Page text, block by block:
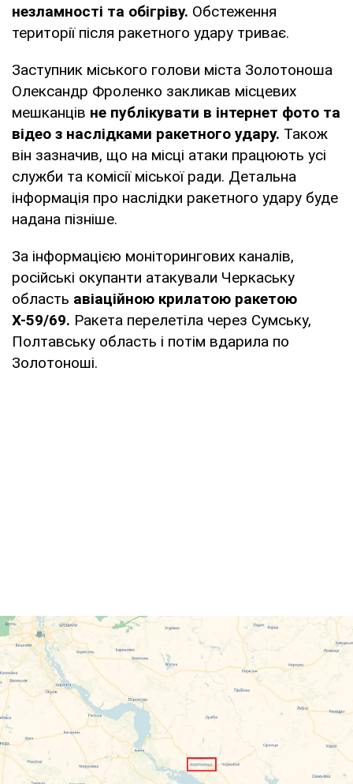
незламності та обігріву. Обстеження
території після ракетного удару триває.
Заступник міського голови міста Золотоноша
Олександр Фроленко закликав місцевих
мешканців не публікувати в інтернет фото та
відео з наслідками ракетного удару. Також
він зазначив, що на місці атаки працюють усі
служби та комісії міської ради. Детальна
інформація про наслідки ракетного удару буде
надана пізніше.
За інформацією моніторингових каналів,
російські окупанти атакували Черкаську
область авіаційною крилатою ракетою
Х-59/69. Ракета перелетіла через Сумську,
Полтавську область і потім вдарила по
Золотоноші.